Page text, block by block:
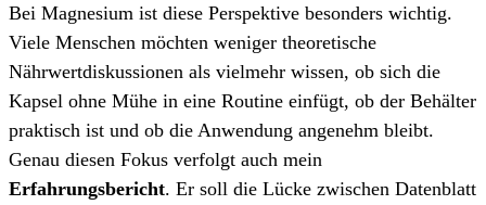
Bei Magnesium ist diese Perspektive besonders wichtig.
Viele Menschen möchten weniger theoretische
Nährwertdiskussionen als vielmehr wissen, ob sich die
Kapsel ohne Mühe in eine Routine einfügt, ob der Behälter
praktisch ist und ob die Anwendung angenehm bleibt.
Genau diesen Fokus verfolgt auch mein
Erfahrungsbericht. Er soll die Lücke zwischen Datenblatt